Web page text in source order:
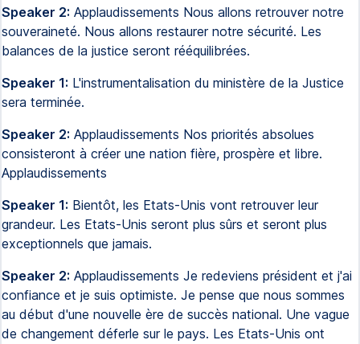
Speaker 2: Applaudissements Nous allons retrouver notre
souveraineté. Nous allons restaurer notre sécurité. Les
balances de la justice seront rééquilibrées.
Speaker 1: L'instrumentalisation du ministère de la Justice
sera terminée.
Speaker 2: Applaudissements Nos priorités absolues
consisteront à créer une nation fière, prospère et libre.
Applaudissements
Speaker 1: Bientôt, les Etats-Unis vont retrouver leur
grandeur. Les Etats-Unis seront plus sûrs et seront plus
exceptionnels que jamais.
Speaker 2: Applaudissements Je redeviens président et j'ai
confiance et je suis optimiste. Je pense que nous sommes
au début d'une nouvelle ère de succès national. Une vague
de changement déferle sur le pays. Les Etats-Unis ont